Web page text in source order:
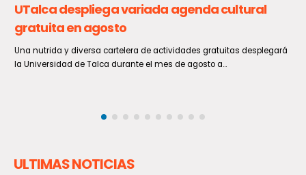
Curepto se prepara para una nueva versión
de la tradicional Fiesta del Camarón
Todo está listo y dispuesto en la comuna de Curepto para vivir una
jornada imperdible este próximo sábado 8...
ULTIMAS NOTICIAS